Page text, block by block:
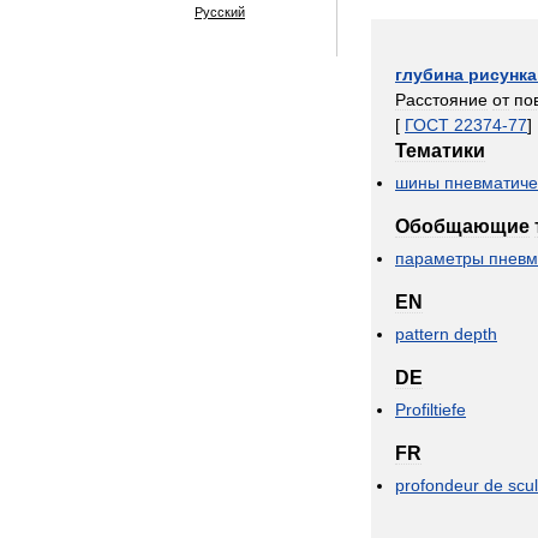
Русский
глубина рисунка
Расстояние от
[ ГОСТ 22374-77]
Тематики
шины
Обобщающие
параметры
EN
pattern depth
DE
Profiltiefe
FR
profondeur de